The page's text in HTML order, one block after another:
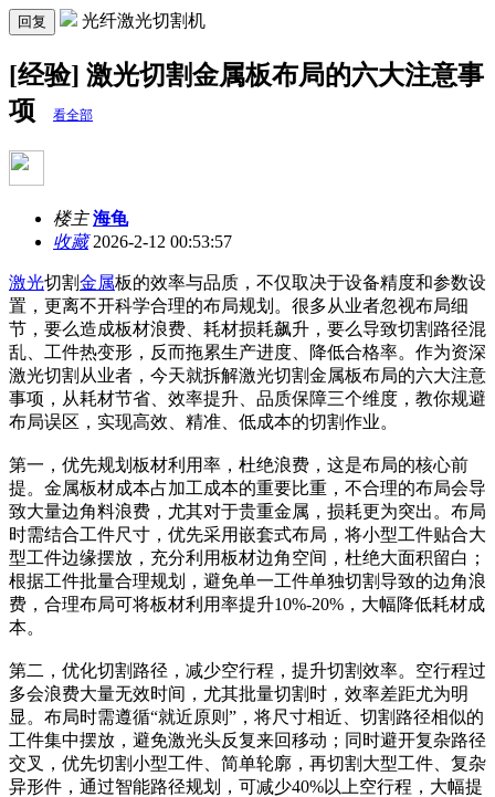
回复 光纤激光切割机
[经验] 激光切割金属板布局的六大注意事
项
看全部
楼主 海龟
收藏2026-2-12 00:53:57
激光切割金属板的效率与品质，不仅取决于设备精度和参数设
置，更离不开科学合理的布局规划。很多从业者忽视布局细
节，要么造成板材浪费、耗材损耗飙升，要么导致切割路径混
乱、工件热变形，反而拖累生产进度、降低合格率。作为资深
激光切割从业者，今天就拆解激光切割金属板布局的六大注意
事项，从耗材节省、效率提升、品质保障三个维度，教你规避
布局误区，实现高效、精准、低成本的切割作业。
第一，优先规划板材利用率，杜绝浪费，这是布局的核心前
提。金属板材成本占加工成本的重要比重，不合理的布局会导
致大量边角料浪费，尤其对于贵重金属，损耗更为突出。布局
时需结合工件尺寸，优先采用嵌套式布局，将小型工件贴合大
型工件边缘摆放，充分利用板材边角空间，杜绝大面积留白；
根据工件批量合理规划，避免单一工件单独切割导致的边角浪
费，合理布局可将板材利用率提升10%-20%，大幅降低耗材成
本。
第二，优化切割路径，减少空行程，提升切割效率。空行程过
多会浪费大量无效时间，尤其批量切割时，效率差距尤为明
显。布局时需遵循“就近原则”，将尺寸相近、切割路径相似的
工件集中摆放，避免激光头反复来回移动；同时避开复杂路径
交叉，优先切割小型工件、简单轮廓，再切割大型工件、复杂
异形件，通过智能路径规划，可减少40%以上空行程，大幅提